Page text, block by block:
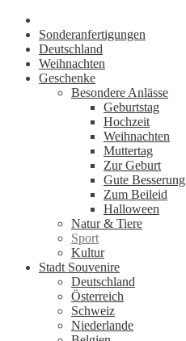
Sonderanfertigungen
Deutschland
Weihnachten
Geschenke
Besondere Anlässe
Geburtstag
Hochzeit
Weihnachten
Muttertag
Zur Geburt
Gute Besserung
Zum Beileid
Halloween
Natur & Tiere
Sport
Kultur
Stadt Souvenire
Deutschland
Österreich
Schweiz
Niederlande